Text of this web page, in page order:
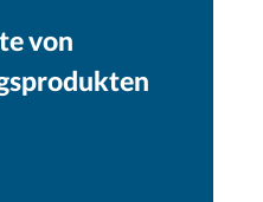
von